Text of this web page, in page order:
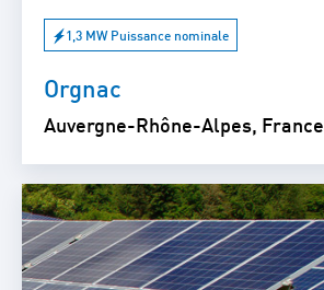
1,3 MW Puissance nominale
Orgnac
Auvergne-Rhône-Alpes, France